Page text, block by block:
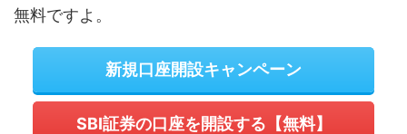
無料ですよ。
新規口座開設キャンペーン
SBI証券の口座を開設する【無料】